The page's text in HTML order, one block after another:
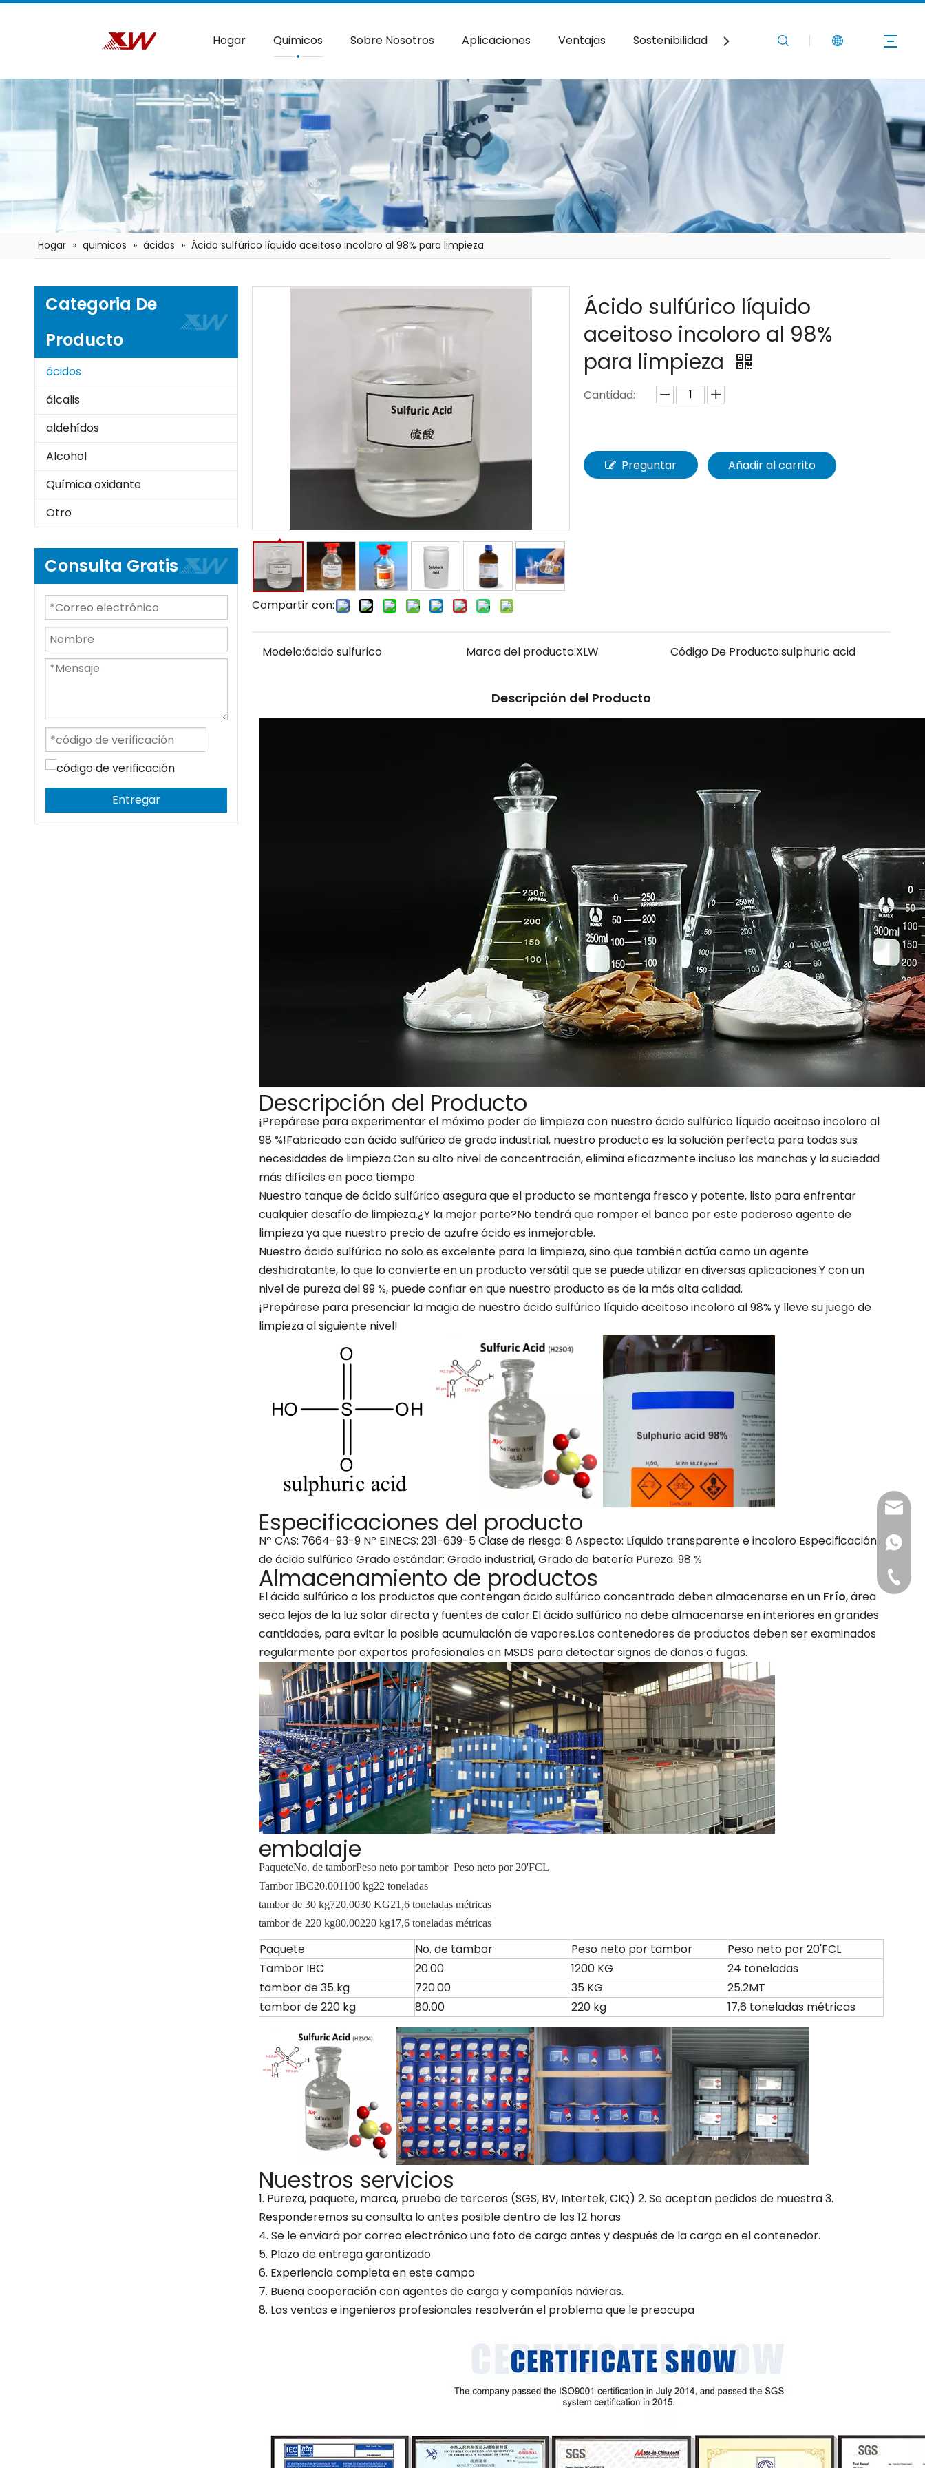
Hogar Quimicos Sobre Nosotros Aplicaciones Ventajas Sostenibilidad Contáctenos
Hogar » quimicos » ácidos » Ácido sulfúrico líquido aceitoso incoloro al 98% para limpieza
Categoria De
Producto
ácidos
álcalis
aldehídos
Alcohol
Química oxidante
Otro
Consulta Gratis
Entregar
Compartir con:
Ácido sulfúrico líquido
aceitoso incoloro al 98%
para limpieza
Cantidad:
Preguntar Añadir al carrito
Modelo:ácido sulfurico Marca del producto:XLW Código De Producto:sulphuric acid
Descripción del Producto
Descripción del Producto
¡Prepárese para experimentar el máximo poder de limpieza con nuestro ácido sulfúrico líquido aceitoso incoloro al
98 %!Fabricado con ácido sulfúrico de grado industrial, nuestro producto es la solución perfecta para todas sus
necesidades de limpieza.Con su alto nivel de concentración, elimina eficazmente incluso las manchas y la suciedad
más difíciles en poco tiempo.
Nuestro tanque de ácido sulfúrico asegura que el producto se mantenga fresco y potente, listo para enfrentar
cualquier desafío de limpieza.¿Y la mejor parte?No tendrá que romper el banco por este poderoso agente de
limpieza ya que nuestro precio de azufre ácido es inmejorable.
Nuestro ácido sulfúrico no solo es excelente para la limpieza, sino que también actúa como un agente
deshidratante, lo que lo convierte en un producto versátil que se puede utilizar en diversas aplicaciones.Y con un
nivel de pureza del 99 %, puede confiar en que nuestro producto es de la más alta calidad.
¡Prepárese para presenciar la magia de nuestro ácido sulfúrico líquido aceitoso incoloro al 98% y lleve su juego de
limpieza al siguiente nivel!
Especificaciones del producto
Nº CAS: 7664-93-9 Nº EINECS: 231-639-5 Clase de riesgo: 8 Aspecto: Líquido transparente e incoloro Especificación
de ácido sulfúrico Grado estándar: Grado industrial, Grado de batería Pureza: 98 %
Almacenamiento de productos
El ácido sulfúrico o los productos que contengan ácido sulfúrico concentrado deben almacenarse en un Frío, área
seca lejos de la luz solar directa y fuentes de calor.El ácido sulfúrico no debe almacenarse en interiores en grandes
cantidades, para evitar la posible acumulación de vapores.Los contenedores de productos deben ser examinados
regularmente por expertos profesionales en MSDS para detectar signos de daños o fugas.
embalaje
PaqueteNo. de tamborPeso neto por tambor Peso neto por 20'FCL
Tambor IBC20.001100 kg22 toneladas
tambor de 30 kg720.0030 KG21,6 toneladas métricas
tambor de 220 kg80.00220 kg17,6 toneladas métricas
Paquete No. de tambor Peso neto por tambor
Peso neto por 20'FCL
Tambor IBC
20.00 1200 KG
24 toneladas
tambor de 35 kg
720.00 35 KG
25.2MT
tambor de 220 kg
80.00 220 kg 17,6 toneladas métricas
Nuestros servicios
1. Pureza, paquete, marca, prueba de terceros (SGS, BV, Intertek, CIQ) 2. Se aceptan pedidos de muestra 3.
Responderemos su consulta lo antes posible dentro de las 12 horas
4. Se le enviará por correo electrónico una foto de carga antes y después de la carga en el contenedor.
5. Plazo de entrega garantizado
6. Experiencia completa en este campo
7. Buena cooperación con agentes de carga y compañías navieras.
8. Las ventas e ingenieros profesionales resolverán el problema que le preocupa
+86-
+86-